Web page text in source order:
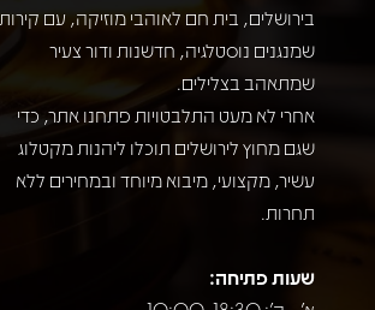
בירושלים, בית חם לאוהבי מוזיקה, עם קירות
שמנגנים נוסטלגיה, חדשנות ודור צעיר
שמתאהב בצלילים.
אחרי לא מעט התלבטויות פתחנו אתר, כדי
שגם מחוץ לירושלים תוכלו ליהנות מקטלוג
עשיר, מקצועי, מיבוא מיוחד ובמחירים ללא
תחרות.
שעות פתיחה: